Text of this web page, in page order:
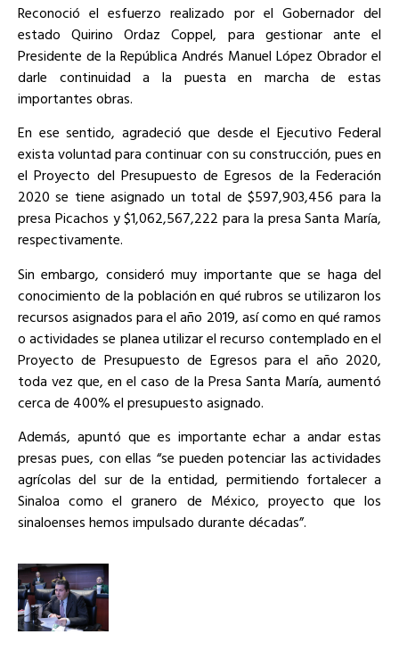
Reconoció el esfuerzo realizado por el Gobernador del
estado Quirino Ordaz Coppel, para gestionar ante el
Presidente de la República Andrés Manuel López Obrador el
darle continuidad a la puesta en marcha de estas
importantes obras.
En ese sentido, agradeció que desde el Ejecutivo Federal
exista voluntad para continuar con su construcción, pues en
el Proyecto del Presupuesto de Egresos de la Federación
2020 se tiene asignado un total de $597,903,456 para la
presa Picachos y $1,062,567,222 para la presa Santa María,
respectivamente.
Sin embargo, consideró muy importante que se haga del
conocimiento de la población en qué rubros se utilizaron los
recursos asignados para el año 2019, así como en qué ramos
o actividades se planea utilizar el recurso contemplado en el
Proyecto de Presupuesto de Egresos para el año 2020,
toda vez que, en el caso de la Presa Santa María, aumentó
cerca de 400% el presupuesto asignado.
Además, apuntó que es importante echar a andar estas
presas pues, con ellas “se pueden potenciar las actividades
agrícolas del sur de la entidad, permitiendo fortalecer a
Sinaloa como el granero de México, proyecto que los
sinaloenses hemos impulsado durante décadas”.